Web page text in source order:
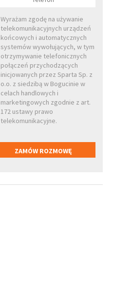
Wyrażam zgodę na używanie
telekomunikacyjnych urządzeń
końcowych i automatycznych
systemów wywołujących, w tym
otrzymywanie telefonicznych
połączeń przychodzących
inicjowanych przez Sparta Sp. z
o.o. z siedzibą w Bogucinie w
celach handlowych i
marketingowych zgodnie z art.
172 ustawy prawo
telekomunikacyjne.